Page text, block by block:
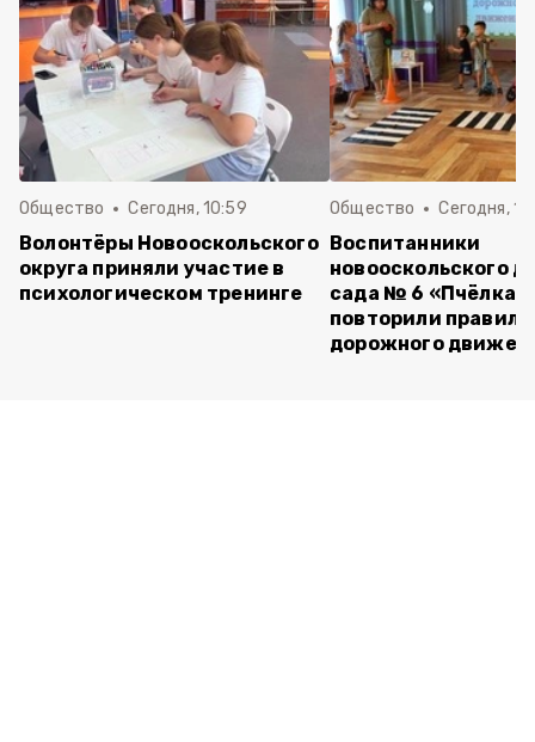
Общество Сегодня, 10:59
Волонтёры Новооскольского
округа приняли участие в
психологическом тренинге
Общество Сегодня,
Воспитанники
новооскольского
сада № 6 «Пчёлка»
повторили правила
дорожного